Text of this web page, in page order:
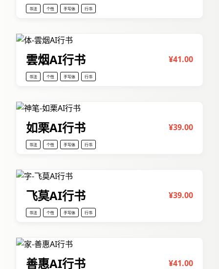
书法 个性 手写体 行书
雲烟AI行书 ¥41.00
书法 个性 手写体 行书
如栗AI行书 ¥39.00
书法 个性 手写体 行书
飞莫AI行书 ¥39.00
书法 个性 手写体 行书
善惠AI行书 ¥41.00